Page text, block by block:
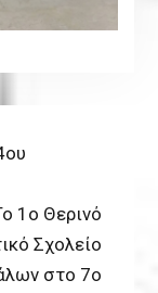
1ο Θερινό
Σχολείο
στο 7ο